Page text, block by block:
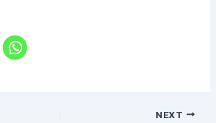
NEXT